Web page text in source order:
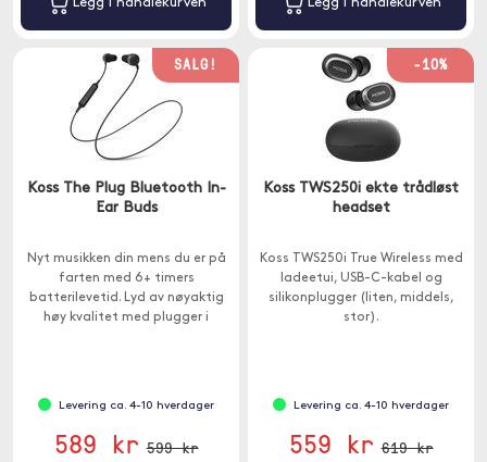
SALG!
Koss The Plug Bluetooth In-
Ear Buds
Nyt musikken din mens du er på
farten med 6+ timers
batterilevetid. Lyd av nøyaktig
høy kvalitet med plugger i
Levering ca. 4-10 hverdager
589 kr 599 kr
-10%
Koss TWS250i ekte trådløst
headset
Koss TWS250i True Wireless med
ladeetui, USB-C-kabel og
silikonplugger (liten, middels,
stor).
Levering ca. 4-10 hverdager
559 kr 619 kr